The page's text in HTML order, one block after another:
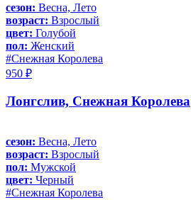
сезон: Весна, Лето
возраст: Взрослый
цвет: Голубой
пол: Женский
#Снежная Королева
950 ₽
Лонгслив, Снежная Королева
сезон: Весна, Лето
возраст: Взрослый
пол: Мужской
цвет: Черный
#Снежная Королева